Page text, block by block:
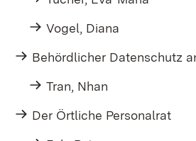
Vogel, Diana
Behördlicher Datenschutz
Tran, Nhan
Der Örtliche Personalrat